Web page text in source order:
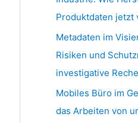
Produktdaten jetzt
Metadaten im
Risiken und
investigative
Mobiles Büro im
das Arbeiten von